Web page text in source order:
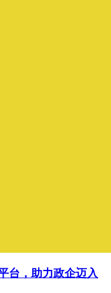
台，助力政企迈入